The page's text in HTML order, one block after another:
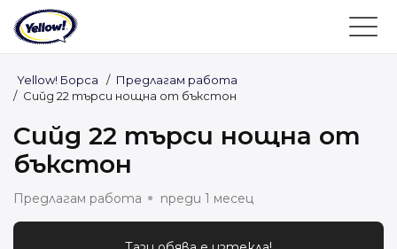
Yellow! Борса / Предлагам работа
/ Сийд 22 търси нощна от бъкстон
Сийд 22 търси нощна от
бъкстон
Предлагам работа преди 1 месец